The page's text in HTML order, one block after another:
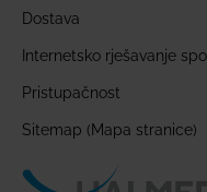
Dostava
Internetsko rješavanje
Pristupačnost
Sitemap (Mapa stranice)